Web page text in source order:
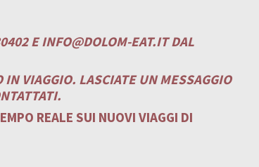
EINFO@DOLOM-EAT.ITDAL
VIAGGIO. LASCIATE UN MESSAGGIO
REALE SUI NUOVI VIAGGI DI